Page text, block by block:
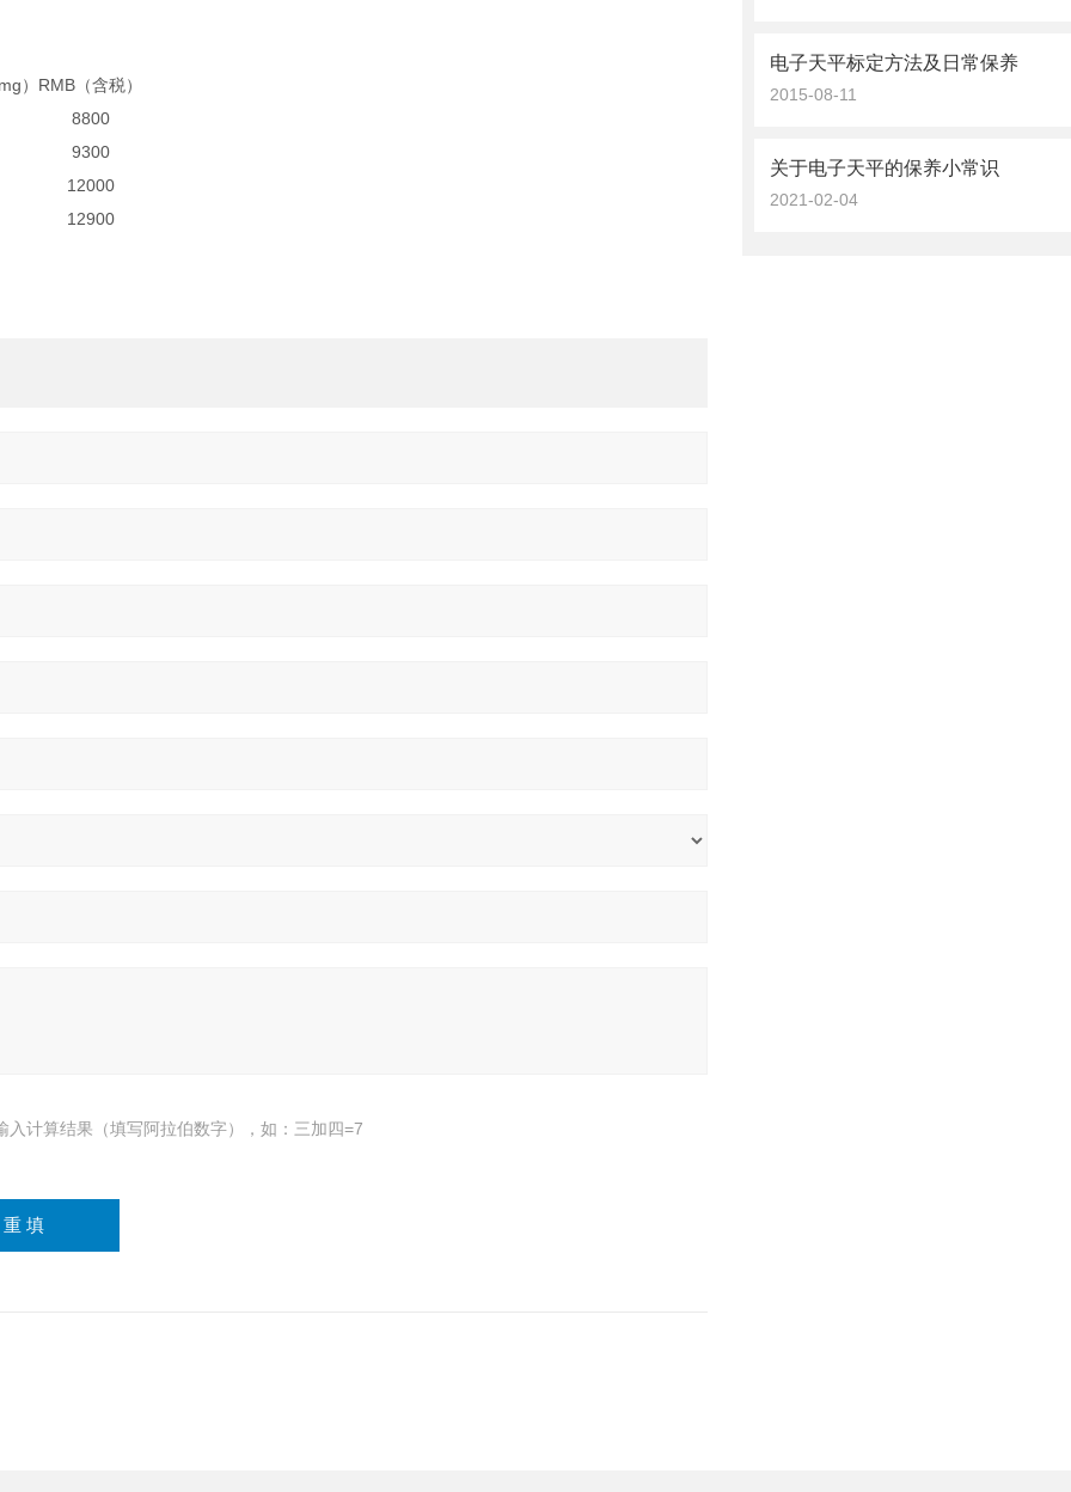
电子天平标定方法及日常保养
2015-08-11
关于电子天平的保养小常识
2021-02-04
） RMB（含税）
8800
9300
12000
12900
入计算结果（填写阿拉伯数字），如：三加四=7